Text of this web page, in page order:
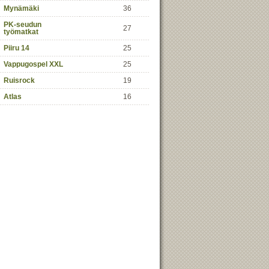
Mynämäki 36
PK-seudun
työmatkat
27
Piiru 14
25
Vappugospel XXL
25
Ruisrock
19
Atlas 16